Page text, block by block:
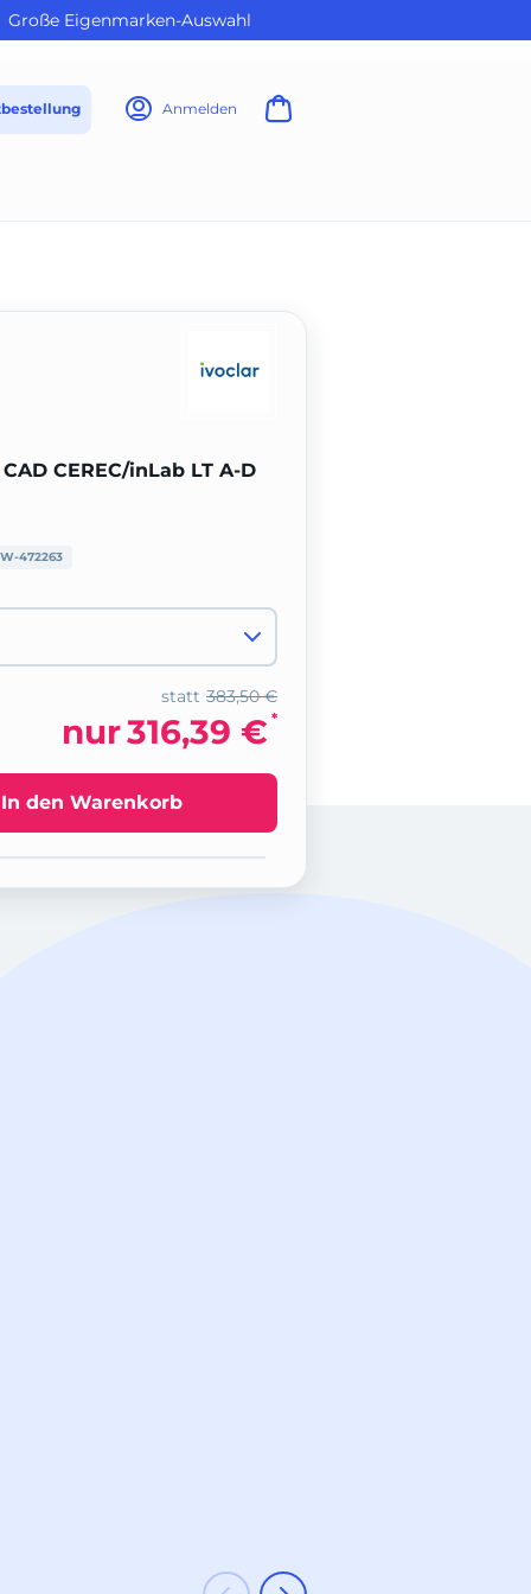
Große Eigenmarken-Auswahl
Anmelden
CEREC/inLab LT A-D
W-472263
383,50 €
statt
nur316,39 € *
In den Warenkorb